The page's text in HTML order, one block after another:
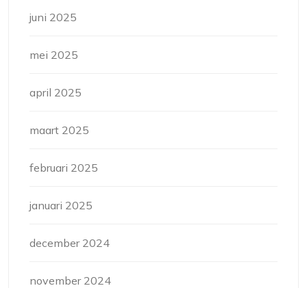
juni 2025
mei 2025
april 2025
maart 2025
februari 2025
januari 2025
december 2024
november 2024